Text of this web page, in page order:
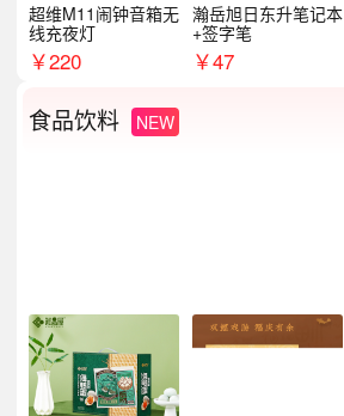
超维M11闹钟音箱无
线充夜灯
￥220
瀚岳旭日东升笔记本
+签字笔
￥47
食品饮料 NEW